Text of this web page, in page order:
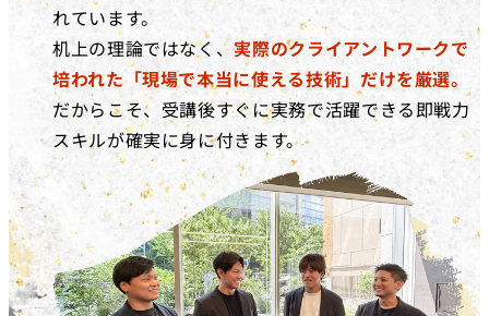
れています。
机上の理論ではなく、実際のクライアントワークで
培われた「現場で本当に使える技術」だけを厳選。
だからこそ、受講後すぐに実務で活躍できる即戦力
スキルが確実に身に付きます。